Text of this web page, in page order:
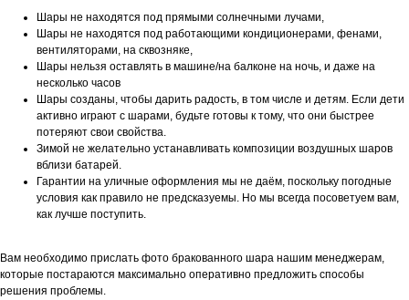
Шары не находятся под прямыми солнечными лучами,
Шары не находятся под работающими кондиционерами, фенами,
вентиляторами, на сквозняке,
Шары нельзя оставлять в машине/на балконе на ночь, и даже на
несколько часов
Шары созданы, чтобы дарить радость, в том числе и детям. Если дети
активно играют с шарами, будьте готовы к тому, что они быстрее
потеряют свои свойства.
Зимой не желательно устанавливать композиции воздушных шаров
вблизи батарей.
Гарантии на уличные оформления мы не даём, поскольку погодные
условия как правило не предсказуемы. Но мы всегда посоветуем вам,
как лучше поступить.
Вам необходимо прислать фото бракованного шара нашим менеджерам,
которые постараются максимально оперативно предложить способы
решения проблемы.